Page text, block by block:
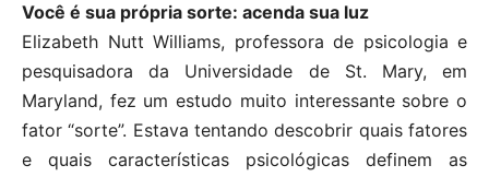
Você é sua própria sorte: acenda sua luz
Elizabeth Nutt Williams, professora de psicologia e
pesquisadora da Universidade de St. Mary, em
Maryland, fez um estudo muito interessante sobre o
fator “sorte”. Estava tentando descobrir quais fatores
e quais características psicológicas definem as